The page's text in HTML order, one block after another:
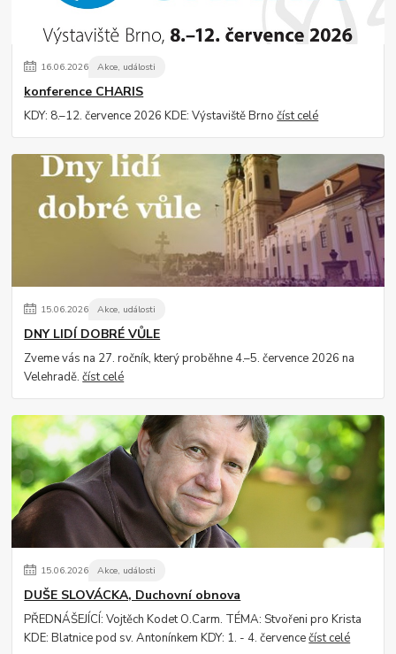
16.06.2026 Akce, události
konference CHARIS
KDY: 8.–12. července 2026 KDE: Výstaviště Brnočíst celé
15.06.2026 Akce, události
DNY LIDÍ DOBRÉ VŮLE
Zveme vás na 27. ročník, který proběhne 4.–5. července 2026 na
Velehradě.číst celé
15.06.2026 Akce, události
DUŠE SLOVÁCKA, Duchovní obnova
PŘEDNÁŠEJÍCÍ: Vojtěch Kodet O.Carm. TÉMA: Stvořeni pro Krista
KDE: Blatnice pod sv. Antonínkem KDY: 1. - 4. červencečíst celé